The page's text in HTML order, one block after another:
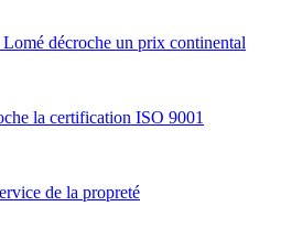
décroche un prix continental
la certification ISO 9001
de la propreté